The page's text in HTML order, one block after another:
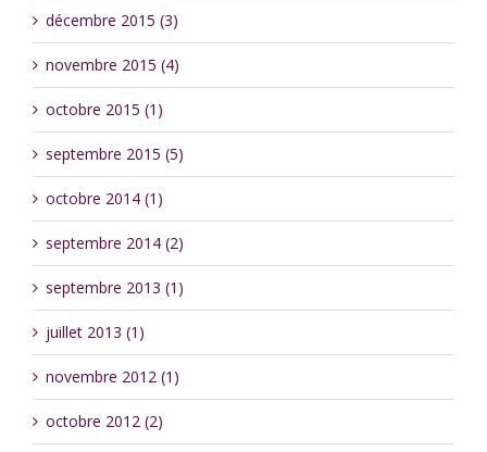
décembre 2015 (3)
novembre 2015 (4)
octobre 2015 (1)
septembre 2015 (5)
octobre 2014 (1)
septembre 2014 (2)
septembre 2013 (1)
juillet 2013 (1)
novembre 2012 (1)
octobre 2012 (2)